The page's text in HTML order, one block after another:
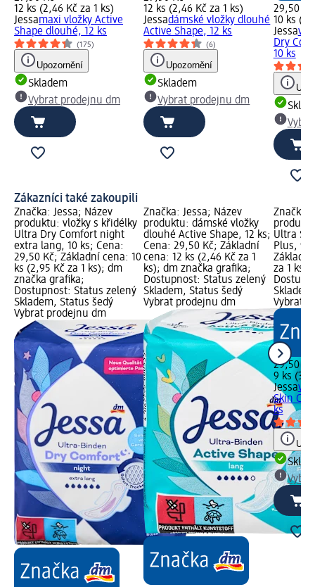
12 ks (2,46 Kč za 1 ks)
Jessamaxi vložky Active
Shape dlouhé, 12 ks
(175)
Upozornění
Skladem
Vybrat prodejnu dm
12 ks (2,46 Kč za 1 ks)
Jessadámské vložky dlouhé
Active Shape, 12 ks
(6)
Upozornění
Skladem
Vybrat prodejnu dm
29,50 Kč
10 ks
Jessa
Dry
10 ks
Zákazníci také zakoupili
Značka: Jessa; Název
produktu: vložky s křidélky
Ultra Dry Comfort night
extra lang, 10 ks; Cena:
29,50 Kč; Základní cena: 10
ks (2,95 Kč za 1 ks); dm
značka grafika;
Dostupnost: Status zelený
Skladem, Status šedý
Vybrat prodejnu dm
Značka: Jessa; Název
produktu: dámské vložky
dlouhé Active Shape, 12 ks;
Cena: 29,50 Kč; Základní
cena: 12 ks (2,46 Kč za 1
ks); dm značka grafika;
Dostupnost: Status zelený
Skladem, Status šedý
Vybrat prodejnu dm
Značka:
Ultra
Plus, 9
Základní
za 1 ks);
Vybrat
29,50 Kč
9 ks
Jessa
Skin
ks